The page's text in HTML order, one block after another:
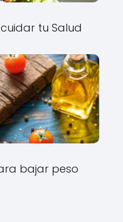
tu Salud
bajar peso